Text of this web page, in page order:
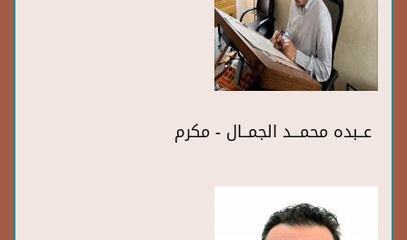
عــبده محمـــد الجمــال - مكرم